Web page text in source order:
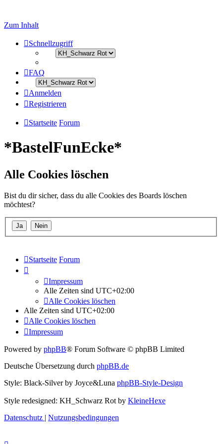
Zum Inhalt
Schnellzugriff
FAQ
Anmelden
Registrieren
Startseite Forum
*BastelFunEcke*
Alle Cookies löschen
Bist du dir sicher, dass du alle Cookies des Boards löschen
möchtest?
Startseite Forum
Impressum
Alle Zeiten sind UTC+02:00
Alle Cookies löschen
Alle Zeiten sind UTC+02:00
Alle Cookies löschen
Impressum
Powered by phpBB® Forum Software © phpBB Limited
Deutsche Übersetzung durch phpBB.de
Style: Black-Silver by Joyce&Luna phpBB-Style-Design
Style redesigned: KH_Schwarz Rot by KleineHexe
Datenschutz | Nutzungsbedingungen